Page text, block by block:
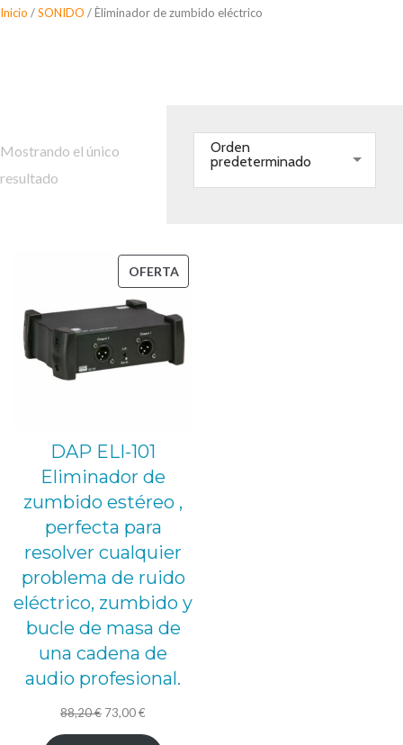
Saltar
Inicio /SONIDO / Èliminador de zumbido eléctrico
Mostrando el único
resultado
Orden
predeterminado
OFERTAPRODUCTO
OFERTA
DAP ELI-101
Eliminador de
zumbido estéreo ,
perfecta para
resolver cualquier
problema de ruido
eléctrico, zumbido y
bucle de masa de
una cadena de
audio profesional.
88,20€ El
precio
73,00€
precio